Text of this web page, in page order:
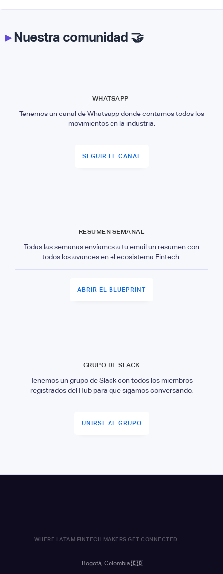
▸Nuestra comunidad 🤝
WHATSAPP
Tenemos un canal de Whatsapp donde contamos todos los
movimientos en la industria.
SEGUIR EL CANAL
RESUMEN SEMANAL
Todas las semanas envíamos a tu email un resumen con
todos los avances en el ecosistema Fintech.
ABRIR EL BLUEPRINT
GRUPO DE SLACK
Tenemos un grupo de Slack con todos los miembros
registrados del Hub para que sigamos conversando.
UNIRSE AL GRUPO
WHERE LATAM FINTECH MAKERS GET CONNECTED.
Bogotá, Colombia 🇨🇴